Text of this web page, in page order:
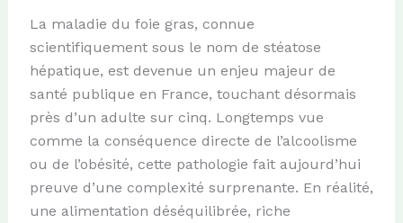
La maladie du foie gras, connue
scientifiquement sous le nom de stéatose
hépatique, est devenue un enjeu majeur de
santé publique en France, touchant désormais
près d’un adulte sur cinq. Longtemps vue
comme la conséquence directe de l’alcoolisme
ou de l’obésité, cette pathologie fait aujourd’hui
preuve d’une complexité surprenante. En réalité,
une alimentation déséquilibrée, riche